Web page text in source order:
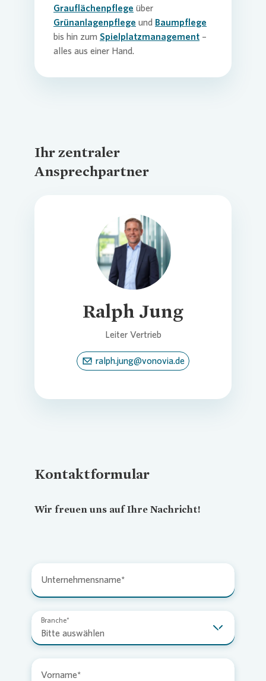
Grauflächenpflege über
Grünanlagenpflege und Baumpflege
bis hin zum Spielplatzmanagement –
alles aus einer Hand.
Ihr zentraler
Ansprechpartner
Loading...
Ralph Jung
Leiter Vertrieb
ralph.jung@vonovia.de
Kontaktformular
Wir freuen uns auf Ihre Nachricht!
Unternehmensname
Branche
Bitte auswählen
Vorname